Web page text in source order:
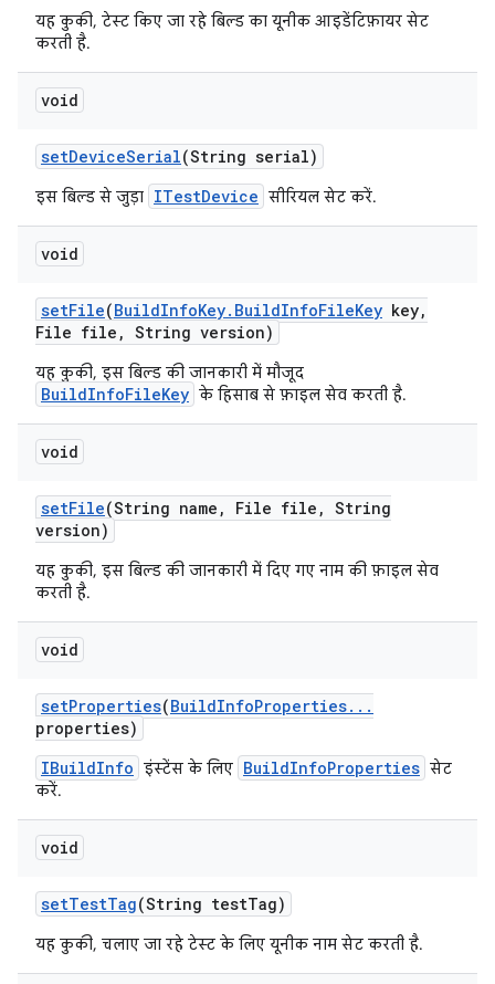
यह कुकी, टेस्ट किए जा रहे बिल्ड का यूनीक आइडेंटिफ़ायर सेट
करती है.
void
setDeviceSerial(String serial)
इस बिल्ड से जुड़ा ITestDevice सीरियल सेट करें.
void
setFile(BuildInfoKey. BuildInfoFileKey key,
File file , String version)
यह कुकी, इस बिल्ड की जानकारी में मौजूद
BuildInfoFileKey के हिसाब से फ़ाइल सेव करती है.
void
setFile(String name , File file , String
version)
यह कुकी, इस बिल्ड की जानकारी में दिए गए नाम की फ़ाइल सेव
करती है.
void
setProperties(BuildInfoProperties. . .
properties)
IBuildInfo इंस्टेंस के लिए BuildInfoProperties सेट
करें.
void
setTestTag(String testTag)
यह कुकी, चलाए जा रहे टेस्ट के लिए यूनीक नाम सेट करती है.